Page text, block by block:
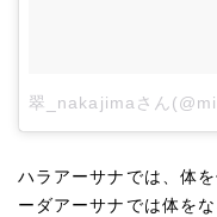
翠_nakajimaさん
ハラアーサナでは、体
ーダアーサナでは体を